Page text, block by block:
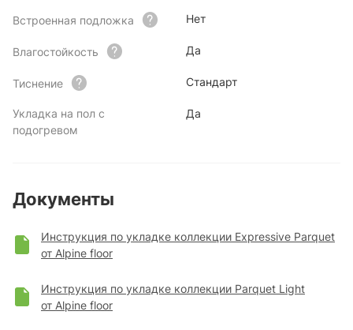
Встроенная подложка Нет
Влагостойкость Да
Тиснение Стандарт
Укладка на пол с
подогревом
Да
Документы
Инструкция по укладке коллекции Expressive Parquet
от Alpine floor
Инструкция по укладке коллекции Parquet Light
от Alpine floor